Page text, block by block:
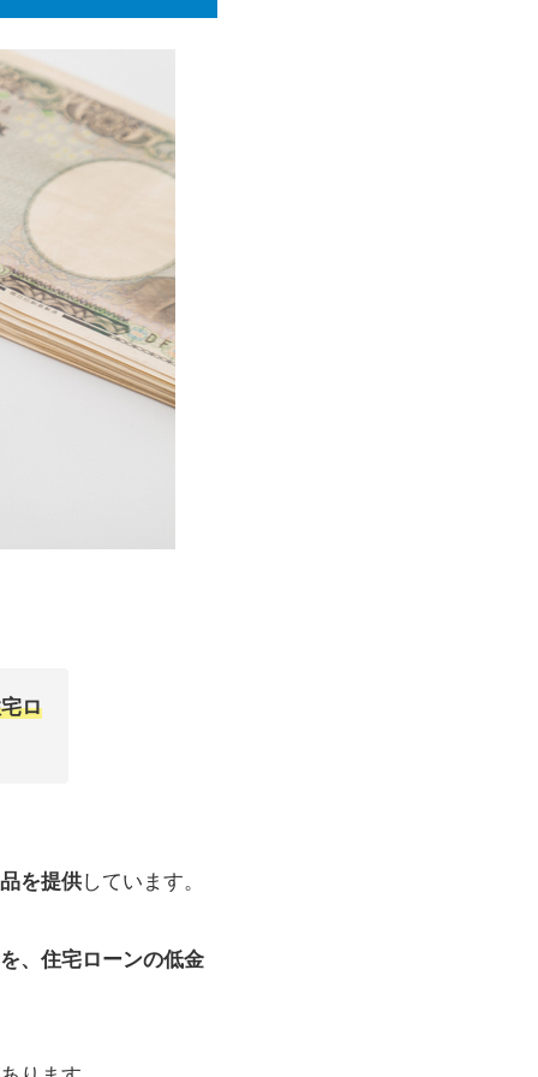
ロ
を提供しています。
、住宅ローンの低金